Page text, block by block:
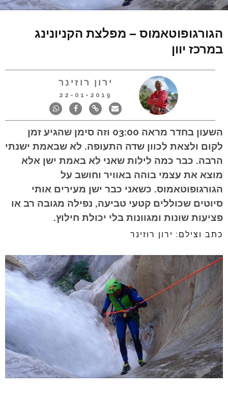
הגורגופוטאמוס – מפלצת הקניונינג
במרכז יוון
ירון רוזינר
22-01-2019
השעון בחדר מראה 03:00 וזה סימן שהגיע זמן
לקום ולצאת לכוון שדה התעופה. לא שבאמת ישנתי
הרבה. כבר כמה לילות שאני לא באמת ישן אלא
מוצא את עצמי בוהה באוויר וחושב על
הגורגופוטאמוס. כשאני כבר ישן מעירים אותי
סיוטים שכוללים קטעי טביעה, נפילה מגובה רב או
פציעות שונות ומגוונות בלי יכולת חילוץ.
כתב וצילם: ירון רוזינר